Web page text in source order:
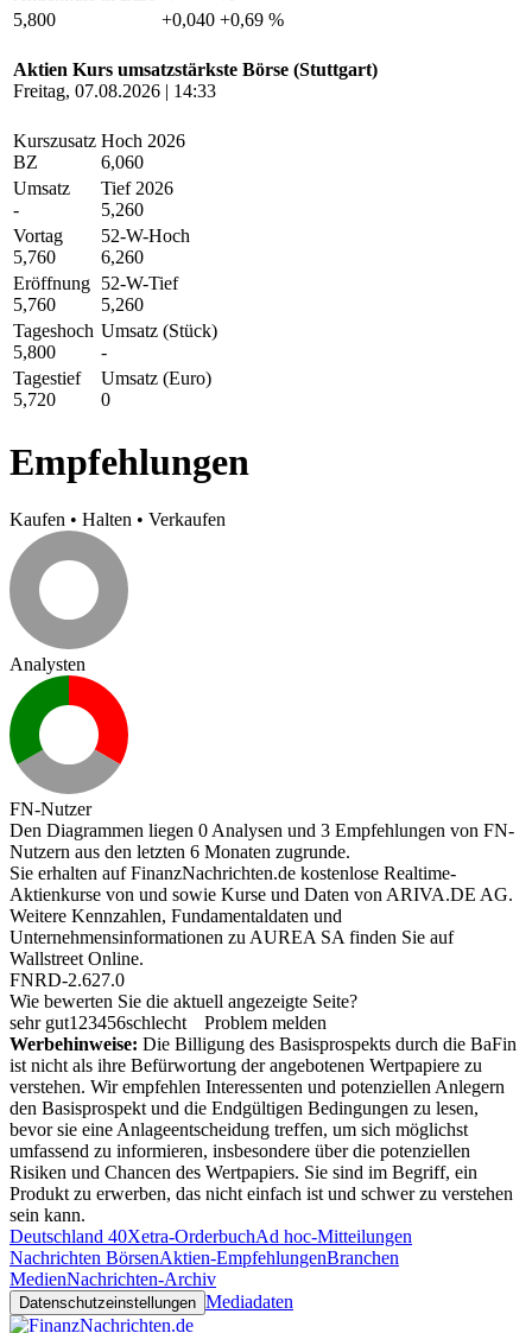
5,800
+0,040 +0,69 %
Aktien Kurs umsatzstärkste Börse (Stuttgart)
Freitag, 07.08.2026 | 14:33
Kurszusatz
BZ
Hoch 2026
6,060
Umsatz
-
Tief 2026
5,260
Vortag
5,760
52-W-Hoch
6,260
Eröffnung
5,760
52-W-Tief
5,260
Tageshoch
5,800
Umsatz (Stück)
-
Tagestief
5,720
Umsatz (Euro)
0
Empfehlungen
Kaufen • Halten • Verkaufen
Analysten
FN-Nutzer
Den Diagrammen liegen 0 Analysen und 3 Empfehlungen von FN-
Nutzern aus den letzten 6 Monaten zugrunde.
Sie erhalten auf FinanzNachrichten.de kostenlose Realtime-
Aktienkurse von und sowie Kurse und Daten von ARIVA.DE AG.
Weitere Kennzahlen, Fundamentaldaten und
Unternehmensinformationen zu AUREA SA finden Sie auf
Wallstreet Online.
FNRD-2.627.0
Wie bewerten Sie die aktuell angezeigte Seite?
sehr gut1 23456schlecht
Problem melden
Werbehinweise: Die Billigung des Basisprospekts durch die BaFin
ist nicht als ihre Befürwortung der angebotenen Wertpapiere zu
verstehen. Wir empfehlen Interessenten und potenziellen Anlegern
den Basisprospekt und die Endgültigen Bedingungen zu lesen,
bevor sie eine Anlageentscheidung treffen, um sich möglichst
umfassend zu informieren, insbesondere über die potenziellen
Risiken und Chancen des Wertpapiers. Sie sind im Begriff, ein
Produkt zu erwerben, das nicht einfach ist und schwer zu verstehen
sein kann.
Deutschland 40Xetra-OrderbuchAd hoc-Mitteilungen
Nachrichten BörsenAktien-EmpfehlungenBranchen
MedienNachrichten-Archiv
Datenschutzeinstellungen Mediadaten